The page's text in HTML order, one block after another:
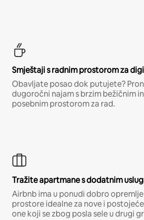
Smještaji s radnim prostorom za
Obavljate posao dok putujete?
dugoročni najam s brzim bežičnim
posebnim prostorom za rad.
Tražite apartmane s dodatnim
Airbnb ima u ponudi dobro
prostore idealne za nove i
one koji se zbog posla sele u drugi